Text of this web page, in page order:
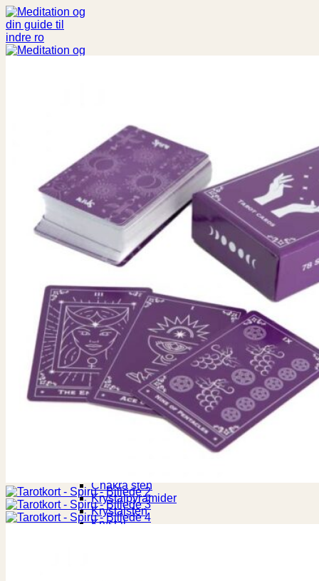
Fortsæt
til
indhold
Spiritualitet
Aroma
Buddha statuer og figurer
Bøger
Chakra
Engle
Englekort
Drømmefanger
Livets Træ
Notesbog
Røgelse
Røgelsesholder
Saltlamper
Syngeskål
Palo Santo
Tingsha
Rumspray
Buddhisme
Bedeflag
Chakra sten
Krystalpyramider
Krystalsten
Krystal